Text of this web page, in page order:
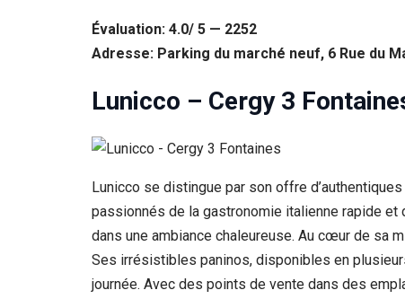
Évaluation: 4.0/ 5 — 2252
Adresse: Parking du marché neuf, 6 Rue du
Lunicco – Cergy 3
Lunicco se distingue par son offre
passionnés de la gastronomie italienne rapide
dans une ambiance chaleureuse. Au cœur de sa
Ses irrésistibles paninos, disponibles en
journée. Avec des points de vente dans des